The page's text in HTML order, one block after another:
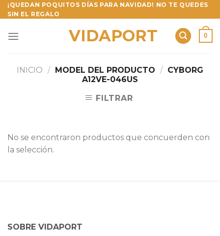
Skip
to
¡QUEDAN POQUITOS DÍAS PARA NAVIDAD! NO TE QUEDES
SIN EL REGALO
VIDAPORT 0
INICIO / MODEL DEL PRODUCTO / CYBORG
A12VE-046US
FILTRAR
No se encontraron productos que concuerden con
la selección.
SOBRE VIDAPORT